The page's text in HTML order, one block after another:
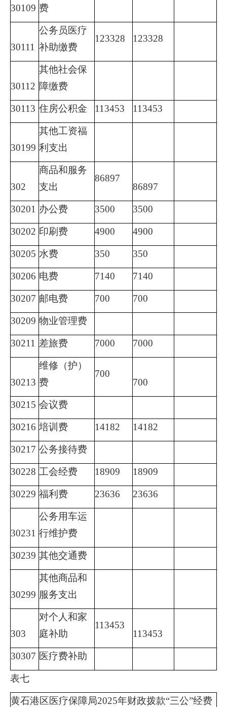
30109 费
30111
公务员医疗
补助缴费
123328 123328
30112
其他社会保
障缴费
30113 住房公积金 113453 113453
30199
其他工资福
利支出
302
商品和服务
支出
86897
86897
30201 办公费 3500 3500
30202 印刷费 4900 4900
30205 水费 350 350
30206 电费 7140 7140
30207 邮电费 700 700
30209 物业管理费
30211 差旅费 7000 7000
30213
维修（护）
费
700
700
30215 会议费
30216 培训费 14182 14182
30217 公务接待费
30228 工会经费 18909 18909
30229 福利费 23636 23636
30231
公务用车运
行维护费
30239 其他交通费
30299
其他商品和
服务支出
303
对个人和家
庭补助
113453
113453
30307 医疗费补助
表七
黄石港区医疗保障局2025年财政拨款“三公”经费